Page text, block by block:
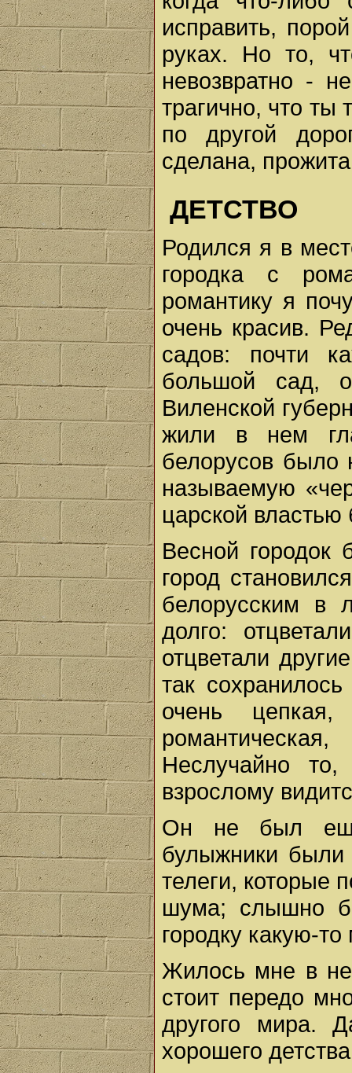
исправить,
руках. Но то,
невозвратно -
трагично, что ты
по другой
сделана,
ДЕТСТВО
Родился я в
городка с
романтику я
очень красив.
садов: почти
большой сад,
Виленской
жили в нем
белорусов было
называемую
царской
Весной городок
город
белорусским в
долго:
отцветали
так
очень
Неслучайно
взрослому
Он не был
булыжники
телеги, которые
шума; слышно
городку какую-
Жилось мне в
стоит передо
другого мира.
хорошего